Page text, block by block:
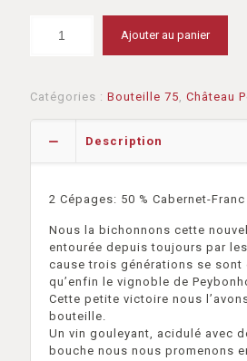
Ajouter au panier
Catégories : Bouteille 75, Château
Description
2 Cépages: 50 % Cabernet-
Nous la bichonnons cette
entourée depuis toujours par
cause trois générations se sont
qu’enfin le vignoble de
Cette petite victoire nous
bouteille.
Un vin gouleyant, acidulé avec
bouche nous nous promenons